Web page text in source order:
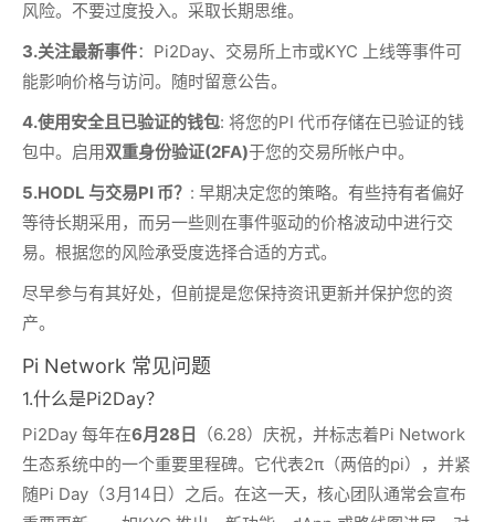
风险。不要过度投入。采取长期思维。
3.关注最新事件：Pi2Day、交易所上市或KYC 上线等事件可
能影响价格与访问。随时留意公告。
4.使用安全且已验证的钱包: 将您的PI 代币存储在已验证的钱
包中。启用双重身份验证(2FA)于您的交易所帐户中。
5.HODL 与交易PI 币？ : 早期决定您的策略。有些持有者偏好
等待长期采用，而另一些则在事件驱动的价格波动中进行交
易。根据您的风险承受度选择合适的方式。
尽早参与有其好处，但前提是您保持资讯更新并保护您的资
产。
Pi Network 常见问题
1.什么是Pi2Day？
Pi2Day 每年在6月28日
（6.28）庆祝，并标志着Pi Network
生态系统中的一个重要里程碑。它代表2π（两倍的pi），并紧
随Pi Day（3月14日）之后。在这一天，核心团队通常会宣布